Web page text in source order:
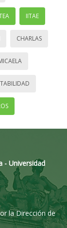
IITAE
CHARLAS
- Universidad
la Dirección de